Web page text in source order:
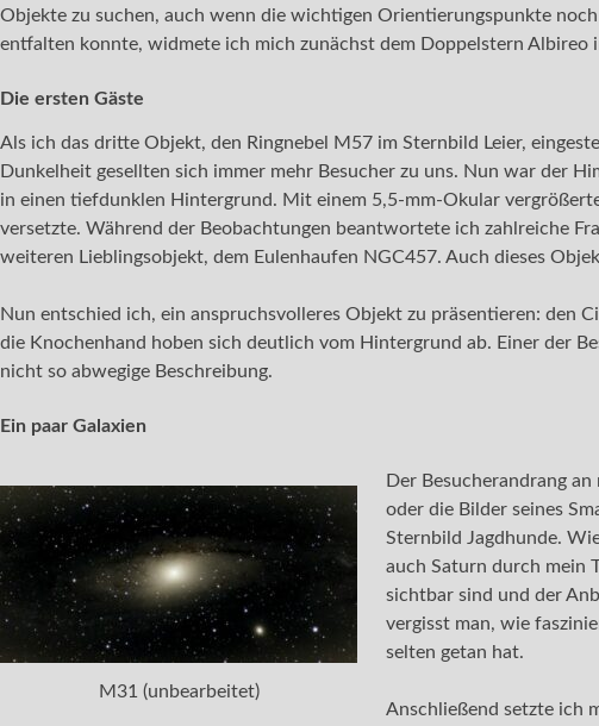
Objekte zu suchen, auch wenn die wichtigen Orientierungspunkte
entfalten konnte, widmete ich mich zunächst dem Doppelstern Albireo
Die ersten Gäste
Als ich das dritte Objekt, den Ringnebel M57 im Sternbild Leier,
Dunkelheit gesellten sich immer mehr Besucher zu uns. Nun war der
in einen tiefdunklen Hintergrund. Mit einem 5,5-mm-Okular
versetzte. Während der Beobachtungen beantwortete ich zahlreiche
weiteren Lieblingsobjekt, dem Eulenhaufen NGC457. Auch dieses
Nun entschied ich, ein anspruchsvolleres Objekt zu präsentieren: den
die Knochenhand hoben sich deutlich vom Hintergrund ab. Einer der
nicht so abwegige Beschreibung.
Ein paar Galaxien
M31 (unbearbeitet)
Der Besucherandrang
oder die Bilder seines
Sternbild Jagdhunde.
auch Saturn durch mein
sichtbar sind und der
vergisst man, wie
selten getan hat.
Anschließend setzte ich